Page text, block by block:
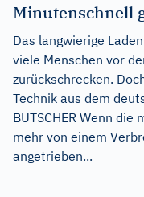
Minutenschnell
Das langwierige
viele Menschen vor
zurückschrecken.
Technik aus dem
BUTSCHER Wenn
mehr von einem
angetrieben...